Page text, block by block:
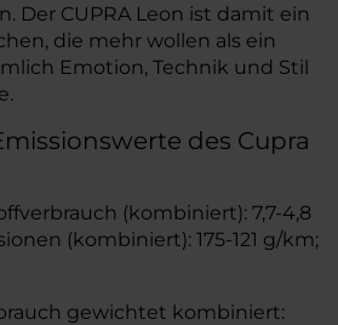
Der CUPRA Leon ist damit ein
die mehr wollen als ein
Emotion, Technik und Stil
des Cupra
(kombiniert): 7,7-4,8
(kombiniert): 175-121 g/km;
gewichtet kombiniert: